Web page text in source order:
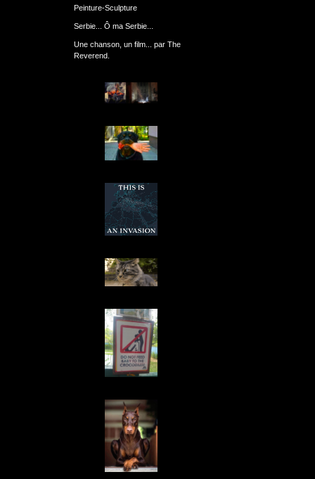
Peinture-Sculpture
Serbie... Ô ma Serbie...
Une chanson, un film... par The
Reverend.